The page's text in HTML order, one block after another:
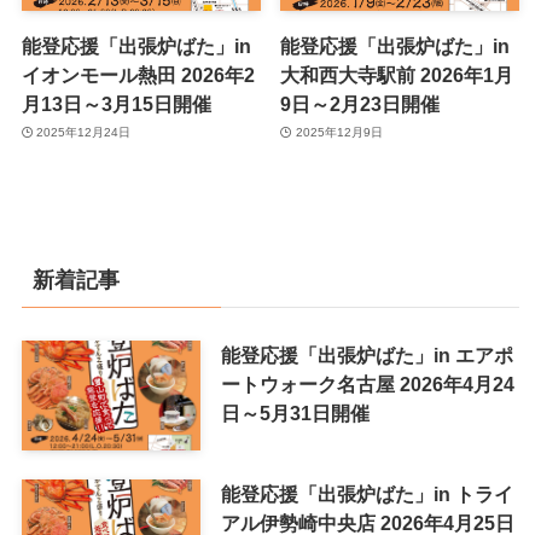
能登応援「出張炉ばた」in
イオンモール熱田 2026年2
月13日～3月15日開催
2025年12月24日
能登応援「出張炉ばた」in
大和西大寺駅前 2026年1月
9日～2月23日開催
2025年12月9日
新着記事
能登応援「出張炉ばた」in エアポ
ートウォーク名古屋 2026年4月24
日～5月31日開催
能登応援「出張炉ばた」in トライ
アル伊勢崎中央店 2026年4月25日